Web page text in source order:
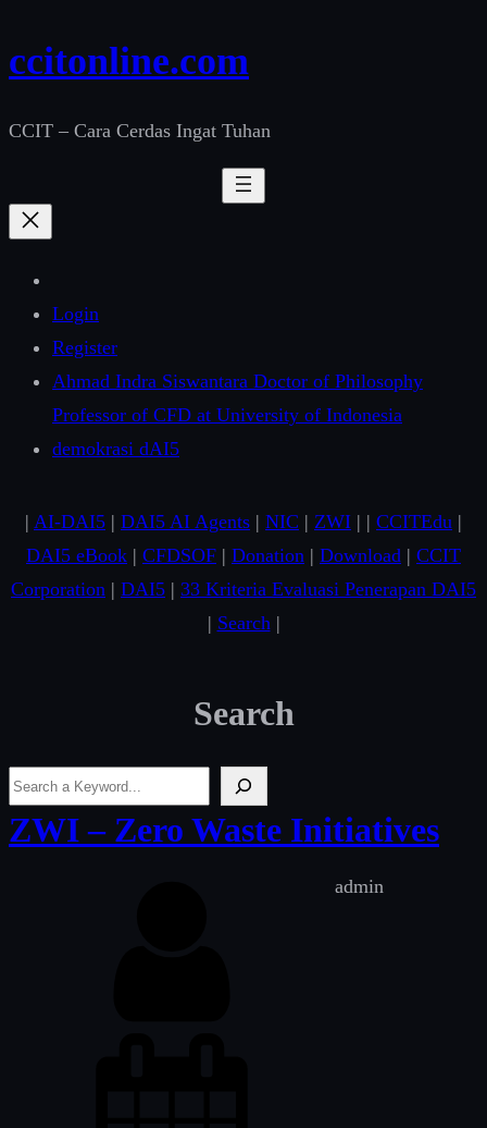
ccitonline.com
CCIT – Cara Cerdas Ingat Tuhan
Login
Register
Ahmad Indra Siswantara Doctor of Philosophy
Professor of CFD at University of Indonesia
demokrasi dAI5
| AI-DAI5 | DAI5 AI Agents | NIC | ZWI | | CCITEdu |
DAI5 eBook | CFDSOF | Donation | Download | CCIT
Corporation | DAI5 | 33 Kriteria Evaluasi Penerapan DAI5
| Search|
Search
.
e
ZWI – Zero Waste Initiatives
admin